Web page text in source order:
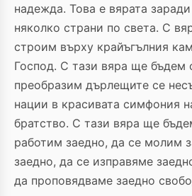
надежда. Това е вярата
няколко страни по света. С
строим върху крайъгълния
Господ. С тази вяра ще бъдем
преобразим дърлещите се
нации в красивата симфония
братство. С тази вяра ще
работим заедно, да се молим
заедно, да се изправяме
да проповядваме заедно